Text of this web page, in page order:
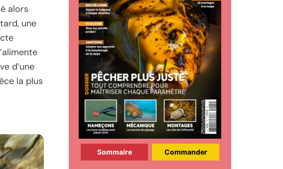
alors
une
d’une
la plus
Sommaire Commander